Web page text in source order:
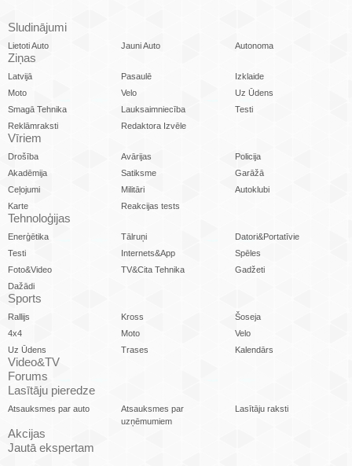
Sludinājumi
Lietoti Auto Jauni Auto Autonoma
Ziņas
Latvijā Pasaulē
Izklaide
Moto
Velo
Uz Ūdens
Smagā Tehnika
Lauksaimniecība
Testi
Reklāmraksti
Redaktora Izvēle
Vīriem
Drošība Avārijas
Policija
Akadēmija
Satiksme
Garāžā
Ceļojumi
Militāri
Autoklubi
Karte
Reakcijas tests
Tehnoloģijas
Enerģētika Tālruņi
Datori&Portatīvie
Testi
Internets&App
Spēles
Foto&Video
TV&Cita Tehnika
Gadžeti
Dažādi
Sports
Rallijs Kross
Šoseja
4x4
Moto
Velo
Uz Ūdens
Trases Kalendārs
Video&TV
Forums
Lasītāju pieredze
Atsauksmes par auto
Atsauksmes par
uzņēmumiem
Lasītāju raksti
Akcijas
Jautā ekspertam